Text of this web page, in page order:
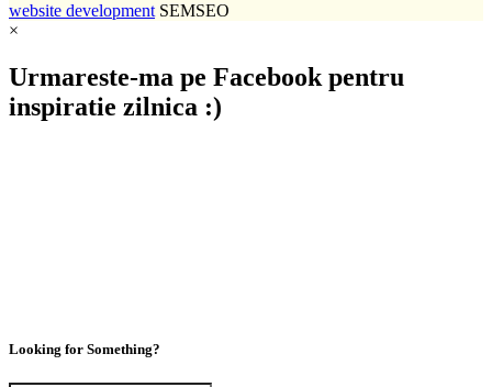
website development SEMSEO
×
Urmareste-ma pe Facebook pentru
inspiratie zilnica :)
Looking for Something?